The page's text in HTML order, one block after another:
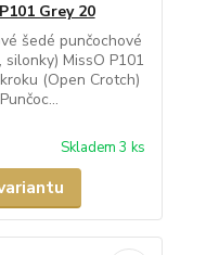
Grey 20
šedé punčochové
MissO P101
(Open Crotch)
Skladem 3 ks